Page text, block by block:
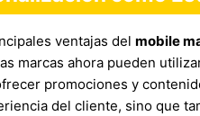
ventajas del mobile
marcas ahora pueden
promociones y
del cliente, sino que